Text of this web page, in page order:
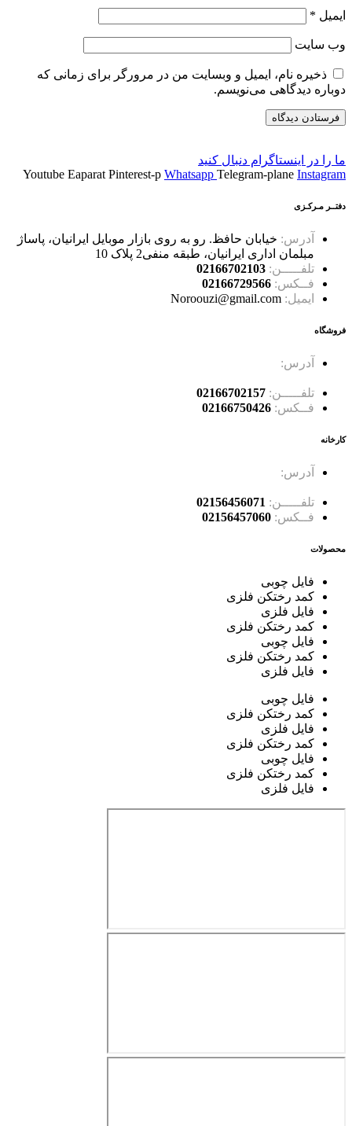
ایمیل *
وب‌ سایت
ذخیره نام، ایمیل و وبسایت من در مرورگر برای زمانی که
دوباره دیدگاهی می‌نویسم.
ما را در اینستاگرام دنبال کنید
Youtube Eaparat Pinterest-p Whatsapp Telegram-plane Instagram
دفتــر مـرکـزی
آدرس: خیابان حافظ. رو به روی بازار موبایل ایرانیان، پاساژ
مبلمان اداری ایرانیان، طبقه منفی2 پلاک 10
تلفـــــن: 02166702103
فــکس: 02166729566
ایمیل:
فروشگاه
آدرس:
تلفـــــن: 02166702157
فــکس: 02166750426
کارخانه
آدرس:
تلفـــــن: 02156456071
فــکس: 02156457060
محصولات
فایل چوبی
کمد رختکن فلزی
فایل فلزی
کمد رختکن فلزی
فایل چوبی
کمد رختکن فلزی
فایل فلزی
فایل چوبی
کمد رختکن فلزی
فایل فلزی
کمد رختکن فلزی
فایل چوبی
کمد رختکن فلزی
فایل فلزی